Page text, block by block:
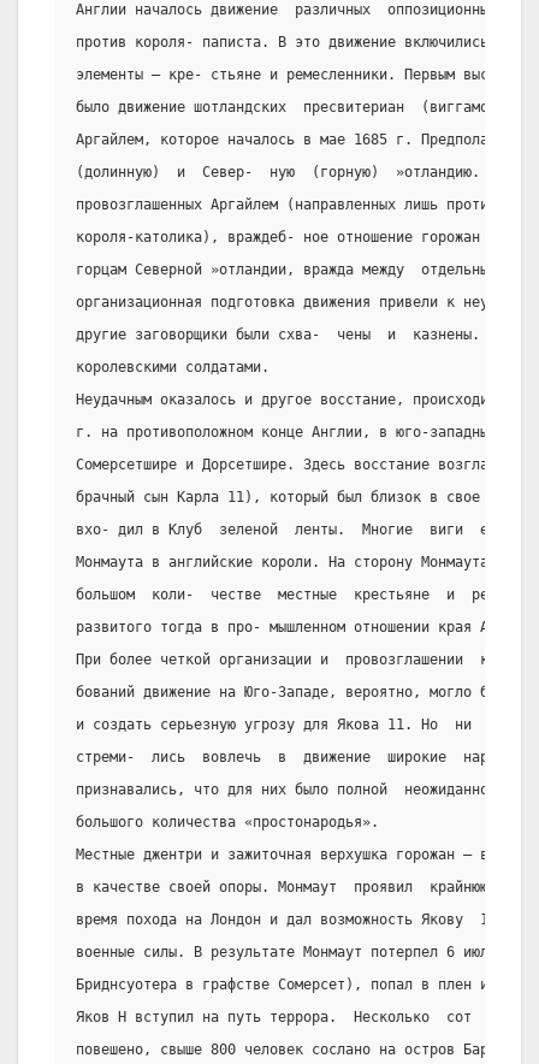
Англии началось движение  различных  оппозиционных
против короля- паписта. В это движение включились
элементы – кре- стьяне и ремесленники. Первым
было движение шотландских  пресвитериан
Аргайлем, которое началось в мае 1685 г.
(долинную)  и  Север-  ную  (горную)  »отландию.
провозглашенных Аргайлем (направленных лишь против
короля-католика), враждеб- ное отношение горожан и
горцам Северной »отландии, вражда между  отдельными
организационная подготовка движения привели к
другие заговорщики были схва-  чены  и  казнены.
королевскими солдатами.
Неудачным оказалось и другое восстание,
г. на противоположном конце Англии, в юго-западных
Сомерсетшире и Дорсетшире. Здесь восстание возглавил
брачный сын Карла 11), который был близок в свое
вхо- дил в Клуб  зеленой  ленты.  Многие  виги  еще
Монмаута в английские короли. На сторону Монмаута,
большом  коли-  честве  местные  крестьяне  и
развитого тогда в про- мышленном отношении края Англии.
При более четкой организации и  провозглашении
бований движение на Юго-Западе, вероятно, могло бы
и создать серьезную угрозу для Якова 11. Но  ни
стреми-  лись  вовлечь  в  движение  широкие
признавались, что для них было полной  неожиданностью
большого количества «простонародья».
Местные джентри и зажиточная верхушка горожан – вот
в качестве своей опоры. Монмаут  проявил  крайнюю
время похода на Лондон и дал возможность Якову  11
военные силы. В результате Монмаут потерпел 6 июля
Бриднсуотера в графстве Сомерсет), попал в плен и был
Яков Н вступил на путь террора.  Несколько  сот
повешено, свыше 800 человек сослано на остров